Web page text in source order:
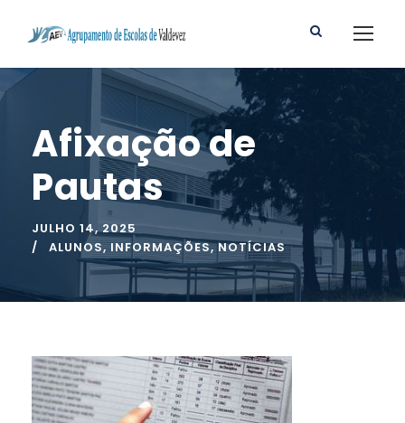
Afixação de
Pautas
JULHO 14, 2025
ALUNOS, INFORMAÇÕES, NOTÍCIAS